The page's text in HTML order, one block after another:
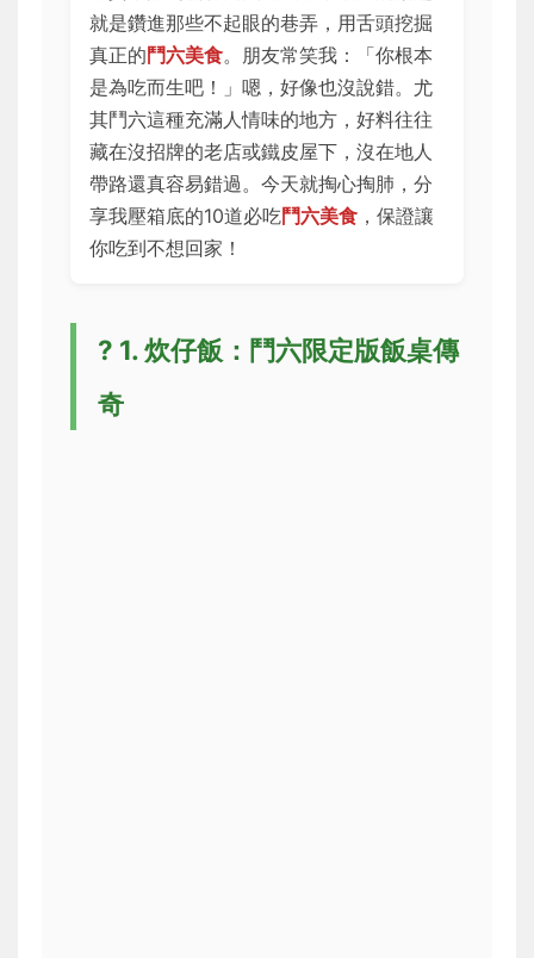
就是鑽進那些不起眼的巷弄，用舌頭挖掘
真正的鬥六美食。朋友常笑我：「你根本
是為吃而生吧！」嗯，好像也沒說錯。尤
其鬥六這種充滿人情味的地方，好料往往
藏在沒招牌的老店或鐵皮屋下，沒在地人
帶路還真容易錯過。今天就掏心掏肺，分
享我壓箱底的10道必吃鬥六美食 ，保證讓
你吃到不想回家！
? 1. 炊仔飯：鬥六限定版飯桌傳
奇